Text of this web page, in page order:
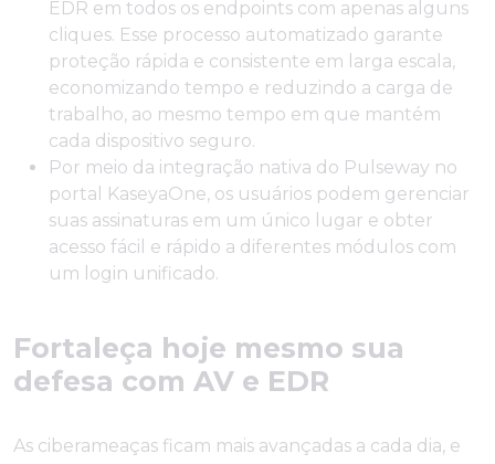
EDR em todos os endpoints com apenas alguns
cliques. Esse processo automatizado garante
proteção rápida e consistente em larga escala,
economizando tempo e reduzindo a carga de
trabalho, ao mesmo tempo em que mantém
cada dispositivo seguro.
Por meio da integração nativa do Pulseway no
portal KaseyaOne, os usuários podem gerenciar
suas assinaturas em um único lugar e obter
acesso fácil e rápido a diferentes módulos com
um login unificado.
Fortaleça hoje mesmo sua
defesa com AV e EDR
As ciberameaças ficam mais avançadas a cada dia, e